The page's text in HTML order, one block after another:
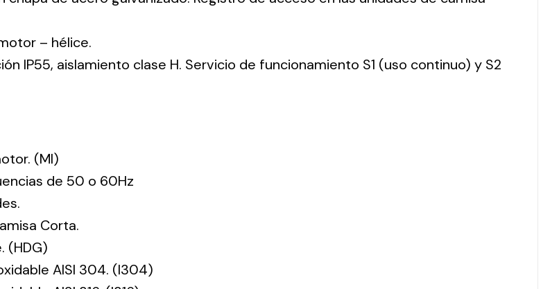
– hélice.
IP55, aislamiento clase H. Servicio de funcionamiento S1 (uso continuo) y S2
(MI)
de 50 o 60Hz
Corta.
(HDG)
AISI 304. (I304)